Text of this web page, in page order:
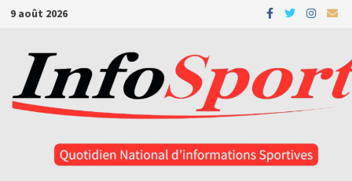
Passer
contenu
9 août 2026